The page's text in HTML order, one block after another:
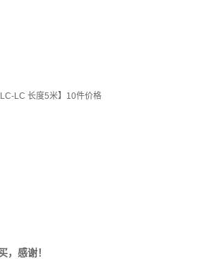
LC 长度5米】10件价格
，感谢！